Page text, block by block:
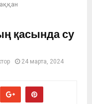
қасында су
24 марта, 2024